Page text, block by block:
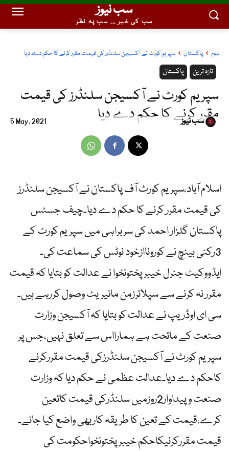
سب نیوز
سب کی خبر ... سب پہ نظر
ہوم پاکستان سپریم کورٹ نے آکسیجن سلنڈرز کی قیمت مقرر کرنے کا حکم دے دیا
پاکستان تازہ ترین
سپریم کورٹ نے آکسیجن سلنڈرز کی قیمت
مقرر کرنے کا حکم دے دیا
5 May, 2021 سب نیوز
اسلام آباد،سپریم کورٹ آف پاکستان نے آکسیجن سلنڈرز
کی قیمت مقرر کرنے کا حکم دے دیا۔چیف جسٹس
پاکستان گلزار احمد کی سربراہی میں سپریم کورٹ کے
3رکنی بینچ نے کوروناازخود نوٹس کی سماعت کی۔
ایڈووکیٹ جنرل خیبرپختونخوا نے عدالت کو بتایا کہ قیمت
مقرر نہ کرنے سے سپلائرزمن مانیریٹ وصول کررہے ہیں۔
سی ای اوڈریپ نے عدالت کو بتایا کہ آکسیجن وزارت
صنعت کے ماتحت ہے ہمارااس سے تعلق نہیں،جس پر
سپریم کورٹ نے آکسیجن سلنڈرزکی قیمت مقررکرنے
کاحکم دے دیا۔عدالت عظمی نے حکم دیا کہ وزارت
صنعت وپیداوار2روزمیں سلنڈرکی قیمت کاتعین
کرے،قیمت کے تعین کا طریقہ کاربھی واضع کیا جائے۔
قیمت مقررکرنیکاحکم خیبرپختونخواحکومت کی